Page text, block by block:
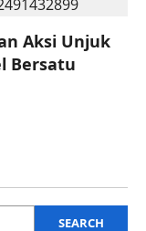
Aksi Unjuk
Bersatu
SEARCH